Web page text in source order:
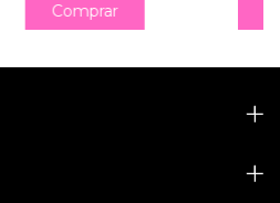
Comprar